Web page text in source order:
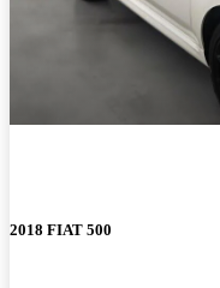
2018 FIAT 500